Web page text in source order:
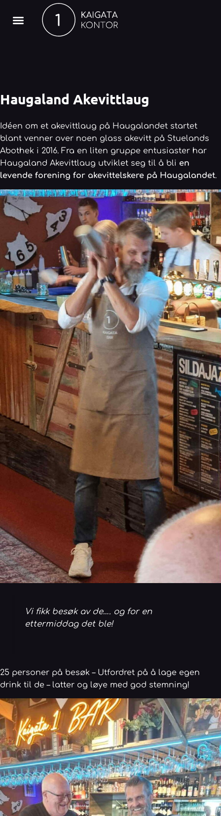
Haugaland Akevittlaug
Idéen om et akevittlaug på Haugalandet startet
blant venner over noen glass akevitt på Stuelands
Abothek i 2016. Fra en liten gruppe entusiaster har
Haugaland Akevittlaug utviklet seg til å bli en
levende forening for akevittelskere på Haugalandet.
Vi fikk besøk av de…. og for en
ettermiddag det ble!
25 personer på besøk – Utfordret på å lage egen
drink til de – latter og løye med god stemning!